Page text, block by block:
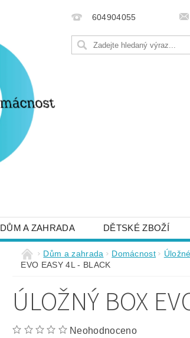
604904055
DŮM A ZAHRADA DĚTSKÉ ZBOŽÍ
NAPIŠTE NÁM OBCHODNÍ
Dům a zahrada Domácnost
EVO EASY 4L - BLACK
ÚLOŽNÝ BOX
Neohodnoceno